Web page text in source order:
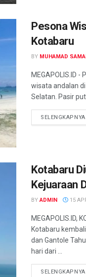
Pesona
Kotabaru
BY MUHAMAD
MEGAPOLIS.ID
wisata andalan
Selatan. Pasir
SELENGKAPNYA
Kotabaru
Kejuaraan
BY ADMIN 15
MEGAPOLIS.ID,
Kotabaru
dan Gantole
hari dari ...
SELENGKAPNYA